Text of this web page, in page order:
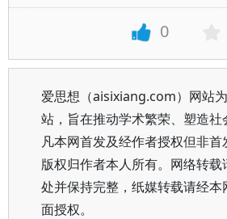
0
爱思想（aisixiang.com）网站
站，旨在推动学术繁荣、塑造社
凡本网首发及经作者授权但非首
版权归作者本人所有。网络转载
处并保持完整，纸媒转载请经本
面授权。